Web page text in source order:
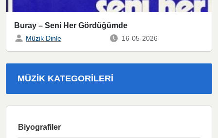
Buray – Seni Her Gördüğümde
Müzik Dinle 16-05-2026
MÜZIK KATEGORILERI
Biyografiler